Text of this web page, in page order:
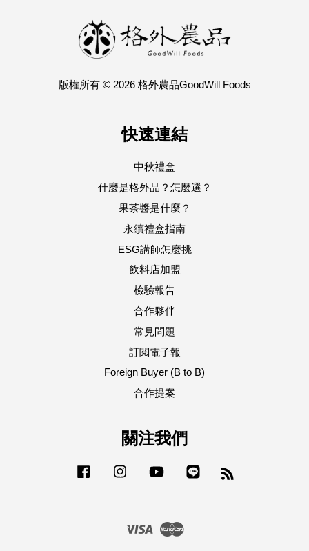
版權所有 © 2026 格外農品GoodWill Foods
快速連結
中秋禮盒
什麼是格外品？怎麼選？
果茶醬是什麼？
永續禮盒指南
ESG講師怎麼挑
飲料店加盟
檢驗報告
合作夥伴
常見問題
訂閱電子報
Foreign Buyer (B to B)
合作提案
關注我們
Facebook Instagram YouTube
Visa